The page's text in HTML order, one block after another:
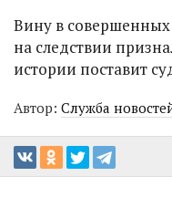
Вину в
на следствии
истории поставит
Автор: Служба